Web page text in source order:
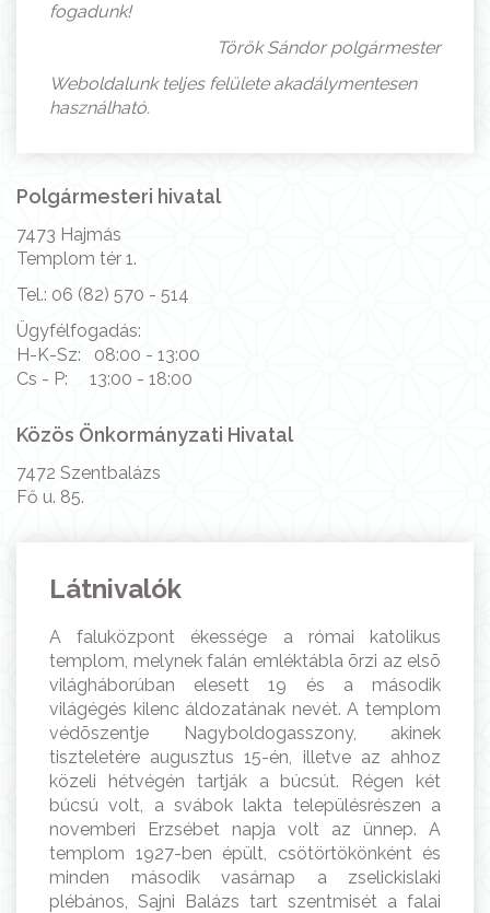
fogadunk!
Török Sándor polgármester
Weboldalunk teljes felülete akadálymentesen
használható.
Polgármesteri hivatal
7473 Hajmás
Templom tér 1.
Tel.: 06 (82) 570 - 514
Ügyfélfogadás:
H-K-Sz: 08:00 - 13:00
Cs - P: 13:00 - 18:00
Közös Önkormányzati Hivatal
7472 Szentbalázs
Fő u. 85.
Látnivalók
A faluközpont ékessége a római katolikus
templom, melynek falán emléktábla õrzi az elsõ
világháborúban elesett 19 és a második
világégés kilenc áldozatának nevét. A templom
védõszentje Nagyboldogasszony, akinek
tiszteletére augusztus 15-én, illetve az ahhoz
közeli hétvégén tartják a búcsút. Régen két
búcsú volt, a svábok lakta településrészen a
novemberi Erzsébet napja volt az ünnep. A
templom 1927-ben épült, csötörtökönként és
minden második vasárnap a zselickislaki
plébános, Sajni Balázs tart szentmisét a falai